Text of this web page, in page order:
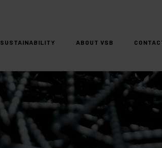
SUSTAINABILITY ABOUT VSB